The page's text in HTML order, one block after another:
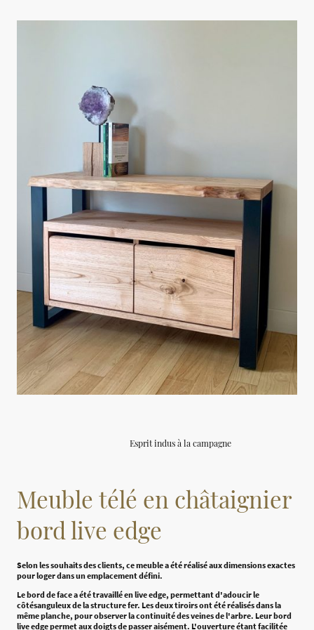
Esprit indus à la campagne
Meuble télé en châtaignier
bord live edge
Selon les souhaits des clients, ce meuble a été réalisé aux dimensions exactes
pour loger dans un emplacement défini.
Le bord de face a été travaillé en live edge, permettant d'adoucir le
côtésanguleux de la structure fer. Les deux tiroirs ont été réalisés dans la
même planche, pour observer la continuité des veines de l'arbre. Leur bord
live edge permet aux doigts de passer aisément. L'ouverture étant facilitée